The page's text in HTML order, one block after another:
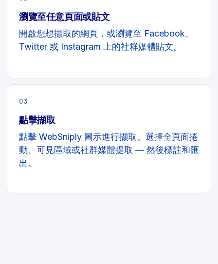
瀏覽至任意頁面或貼文
開啟您想擷取的網頁，或瀏覽至 Facebook、
Twitter 或 Instagram 上的社群媒體貼文。
03
點擊擷取
點擊 WebSniply 圖示進行擷取。選擇全頁面捲
動、可見區域或社群媒體提取 — 然後標註和匯
出。